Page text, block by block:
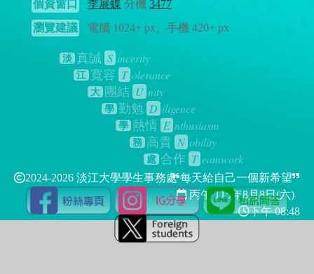
個資窗口 李展蝶 分機 3477
瀏覽建議
電腦 1024+ px、手機 420+ px
淡 真誠 S incerity
江 寬容 T olerance
大 團結 U nity
學 勤勉 D iligence
學 熱情 E nthusiasm
務 高貴 N obility
處 合作 T eamwork
2024-2026 淡江大學學生事務處 每天給自己一個新希望
丙午 115年8月8日(六)
下午 08:48